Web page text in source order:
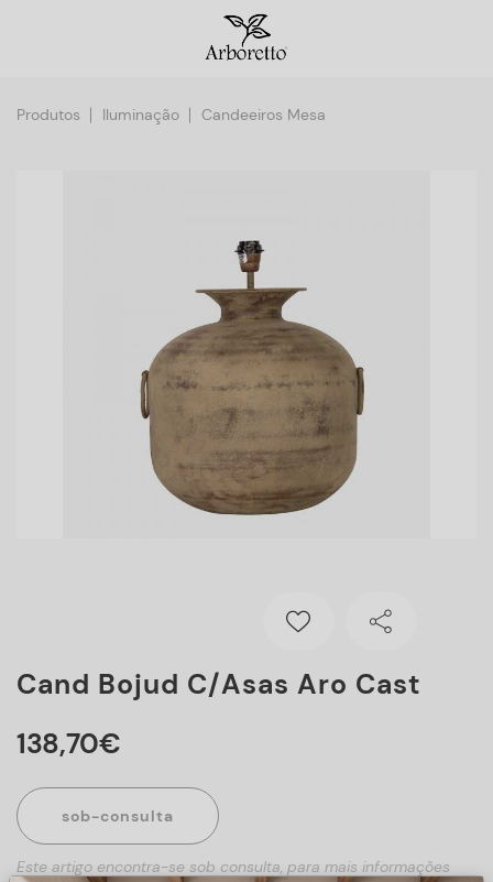
Produtos Iluminação Candeeiros Mesa
Cand Bojud C/asas Aro Cast
138,70€
sob-consulta
Este artigo encontra-se sob consulta, para mais informações